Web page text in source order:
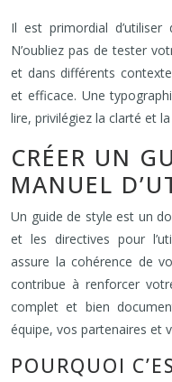
Il est primordial d’utiliser
N’oubliez pas de tester
et dans différents
et efficace. Une
lire, privilégiez la clarté et
CRÉER UN
MANUEL
Un guide de style est un
et les directives pour
assure la cohérence de
contribue à renforcer
complet et bien
équipe, vos partenaires et
POURQUOI